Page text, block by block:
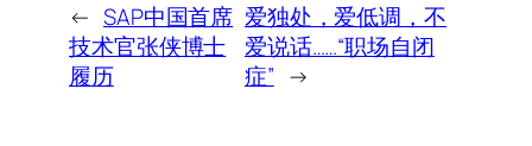
← SAP中国首席
技术官张侠博士
履历
爱独处，爱低调，不
爱说话……“职场自闭
症” →